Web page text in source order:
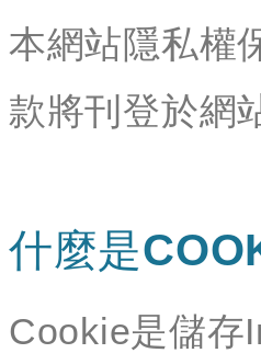
本網站隱私權
款將刊登於網
什麼是
Cookie是儲存